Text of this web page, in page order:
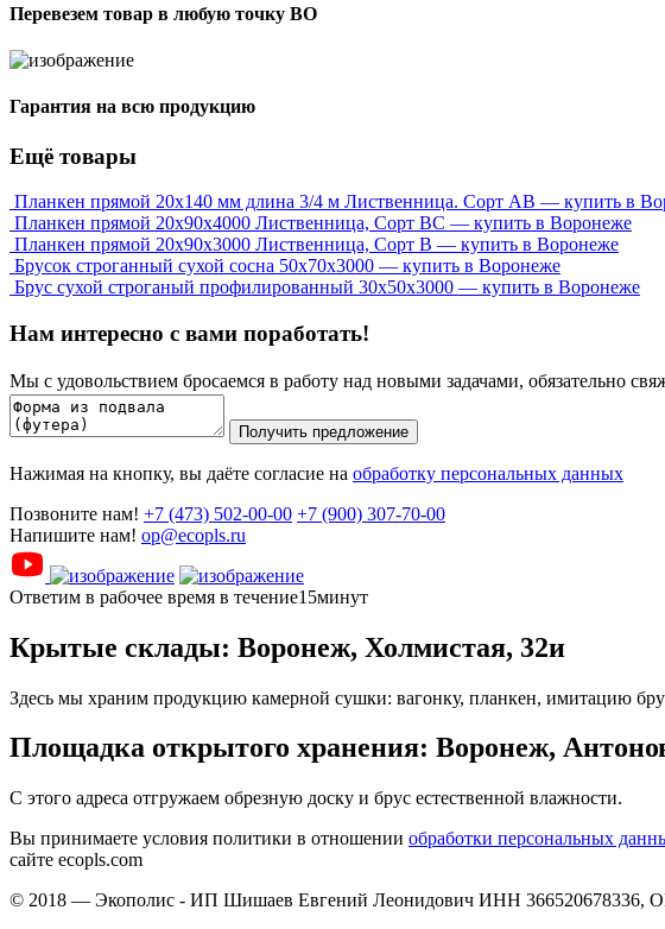
Перевезем товар в любую точку ВО
Гарантия на всю продукцию
Ещё товары
Планкен прямой 20х140 мм длина 3/4 м Лиственница. Сорт АВ — купить в
Планкен прямой 20х90х4000 Лиственница, Сорт ВС — купить в Воронеже
Планкен прямой 20х90х3000 Лиственница, Сорт В — купить в Воронеже
Брусок строганный сухой сосна 50x70x3000 — купить в Воронеже
Брус сухой строганый профилированный 30х50х3000 — купить в Воронеже
Нам интересно с вами поработать!
Мы с удовольствием бросаемся в работу над новыми задачами, обязательно
Получить предложение
Нажимая на кнопку, вы даёте согласие на обработку персональных данных
Позвоните нам! +7 (473) 502-00-00 +7 (900) 307-70-00
Напишите нам! op@ecopls.ru
Ответим в рабочее время в течение15минут
Крытые склады: Воронеж, Холмистая, 32и
Здесь мы храним продукцию камерной сушки: вагонку, планкен, имитацию
Площадка открытого хранения: Воронеж,
С этого адреса отгружаем обрезную доску и брус естественной влажности.
Вы принимаете условия политики в отношении обработки персональных
сайте ecopls.com
© 2018 — Экополис - ИП Шишаев Евгений Леонидович ИНН 366520678336,